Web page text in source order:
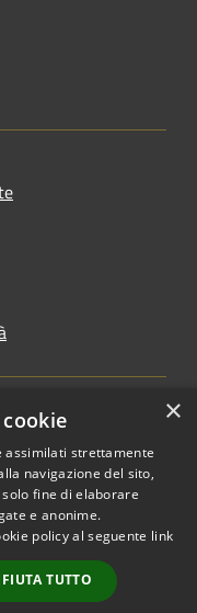
© 2026 • Comune di
di Romagna •
byMunicipium
Accesso redazione
×
assimilati strettamente
navigazione del sito,
fine di elaborare
e anonime.
policy al seguente link
TUTTO